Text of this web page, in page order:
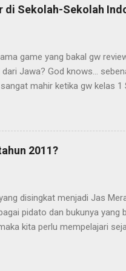
di Sekolah-Sekolah
game yang bakal gw
Jawa? God knows...
mahir ketika gw kelas 1
maksimal pemain adalah 4
lagi nanti~ lebih besar dan
ini, joker tidak dipakai
kartu pertama yang harus
2011?
disingkat menjadi Jas
pidato dan bukunya yang
kita perlu mempelajari
besar di dunia, termasuk